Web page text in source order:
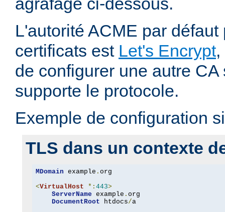
L'autorité ACME par
certificats est Let's Encrypt,
de configurer une autre
supporte le protocole.
Exemple de configuration
TLS dans un contexte
MDomain example . org
<VirtualHost *: 443>
ServerName example . org
DocumentRoot htdocs/a